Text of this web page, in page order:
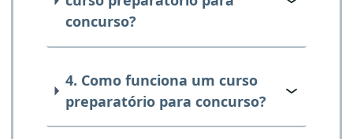
concurso?
4. Como funciona um curso
preparatório para concurso?